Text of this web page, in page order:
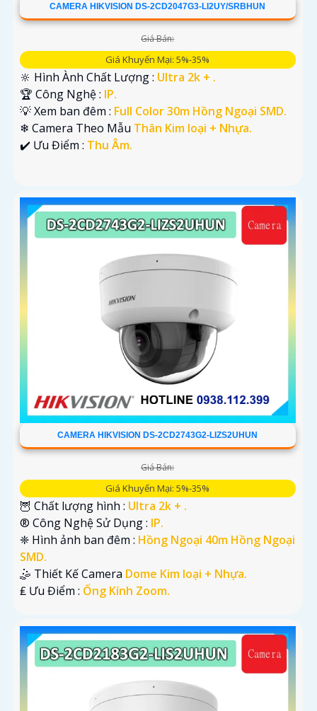
CAMERA HIKVISION DS-2CD2047G3-LI2UY/SRBHUN
Giá Bán:
Giá Khuyến Mại: 5%-35%
🔆 Hình Ành Chất Lượng : Ultra 2k + .
🏆 Công Nghệ : IP.
💡 Xem ban đêm : Full Color 30m Hồng Ngoại SMD.
❄ Camera Theo Mẫu Thân Kim loại + Nhựa.
️✔️ Ưu Điểm : Thu Âm.
CAMERA HIKVISION DS-2CD2743G2-LIZS2UHUN
Giá Bán:
Giá Khuyến Mại: 5%-35%
🦉 Chất lượng hình : Ultra 2k + .
®️ Công Nghệ Sử Dụng : IP.
❈ Hình ảnh ban đêm : Hồng Ngoại 40m Hồng Ngoại
SMD.
🤹 Thiết Kế Camera Dome Kim loại + Nhựa.
️₤ Ưu Điểm : Ống Kính Zoom.